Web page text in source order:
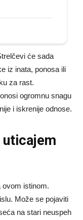
će sada
iz inata, ponosa ili
za rast.
ogromnu snagu
i iskrenije odnose.
ovom istinom.
Može se pojaviti
na stari neuspeh